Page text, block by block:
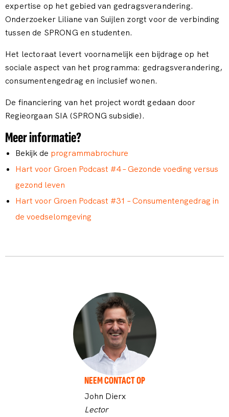
expertise op het gebied van gedragsverandering.
Onderzoeker Liliane van Suijlen zorgt voor de verbinding
tussen de SPRONG en studenten.
Het lectoraat levert voornamelijk een bijdrage op het
sociale aspect van het programma: gedragsverandering,
consumentengedrag en inclusief wonen.
De financiering van het project wordt gedaan door
Regieorgaan SIA (SPRONG subsidie).
Meer informatie?
Bekijk de programmabrochure
Hart voor Groen Podcast #4 – Gezonde voeding versus
gezond leven
Hart voor Groen Podcast #31 – Consumentengedrag in
de voedselomgeving
NEEM CONTACT OP
John Dierx
Lector